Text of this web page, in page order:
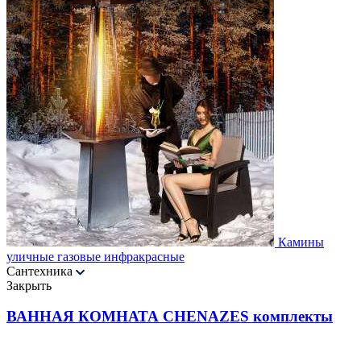
Камины
уличные газовые инфракрасные
Сантехника
Закрыть
ВАННАЯ КОМНАТА CHENAZES комплекты